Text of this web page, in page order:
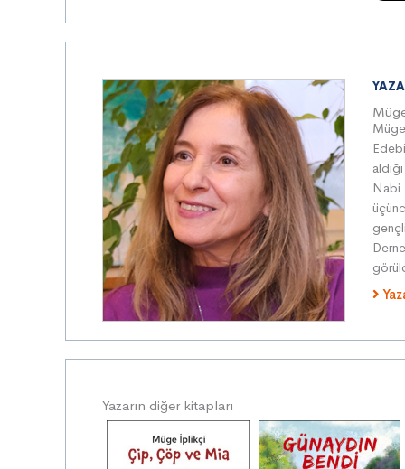
Nabi
Yazarın diğer kitapları